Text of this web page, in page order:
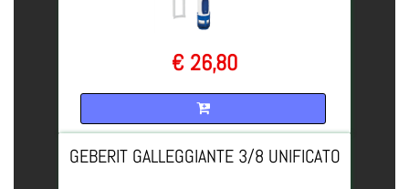
€ 26,80
GEBERIT GALLEGGIANTE 3/8 UNIFICATO